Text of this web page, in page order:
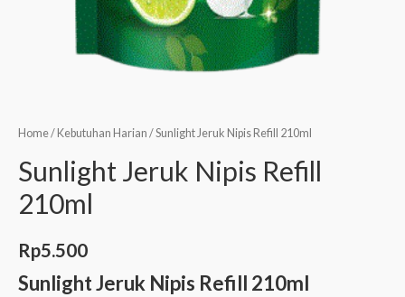
Home/ Kebutuhan Harian / Sunlight Jeruk Nipis Refill 210ml
Sunlight Jeruk Nipis Refill
210ml
Rp5.500
Sunlight Jeruk Nipis Refill 210ml